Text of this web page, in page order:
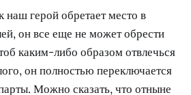
наш герой обретает место в
он все еще не может обрести
каким-либо образом отвлечься
он полностью переключается
Можно сказать, что отныне